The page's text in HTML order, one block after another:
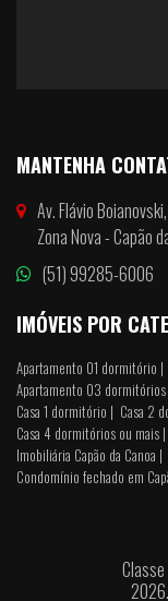
MANTENHA
Av. Flávio
Zona Nova - Capão
(51) 99285-6006
IMÓVEIS POR
Apartamento 01 dormitório |
Apartamento 03
Casa 1 dormitório | Casa 2
Casa 4 dormitórios ou mais |
Imobiliária Capão da Canoa |
Condomínio fechado em